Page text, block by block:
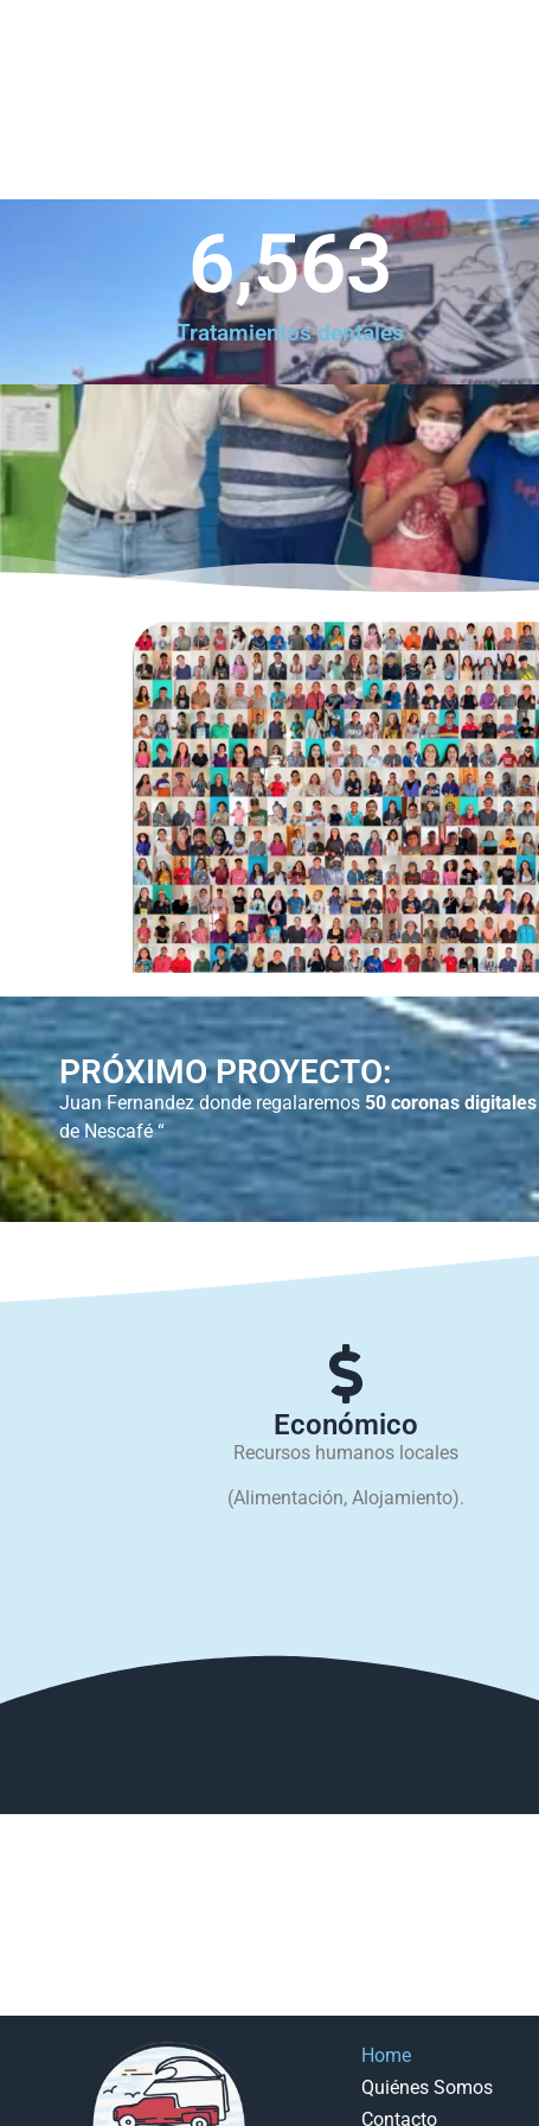
Tratamientos dentales
6,563
PRÓXIMO PROYECTO:
Juan Fernandez donde regalaremos 50 coronas digitales
de Nescafé “
Económico
Recursos humanos locales
(Alimentación, Alojamiento).
Home
Quiénes Somos
Contacto